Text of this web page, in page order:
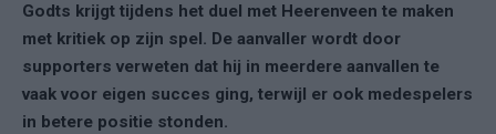
Godts krijgt tijdens het duel met Heerenveen te maken
met kritiek op zijn spel. De aanvaller wordt door
supporters verweten dat hij in meerdere aanvallen te
vaak voor eigen succes ging, terwijl er ook medespelers
in betere positie stonden.